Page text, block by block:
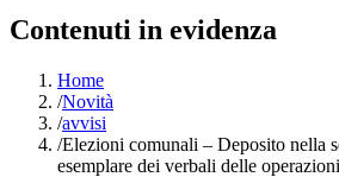
Contenuti in evidenza
Home
/Novità
/avvisi
/Elezioni comunali – Deposito nella
esemplare dei verbali delle